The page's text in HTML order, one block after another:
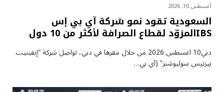
أغسطس 10, 2026
السعودية تقود نمو شركة آي بي إس
IBSالمزوّد لقطاع الصرافة لأكثر من 10 دول
دبي10 اغسطس 2026 من خلال مقرها في دبي، تواصل شركة “إنفينيت
بيزنيس سوليوشنز” (آي بي…